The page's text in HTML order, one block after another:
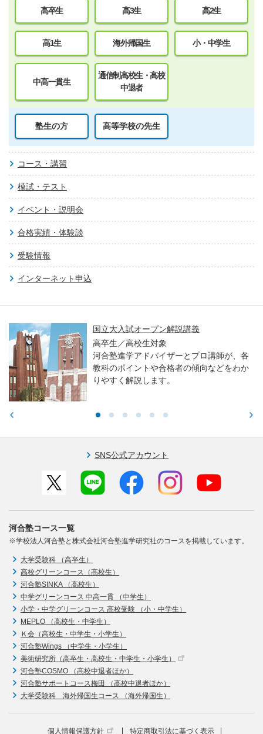
高卒生 高3生 高2生
高1生 海外帰国生 小・中学生
中高一貫生
通信制高校生・高校
中退者
塾生の方 高等学校の先生
コース・講習
模試・テスト
イベント・説明会
合格実績・体験談
受験情報
インターネット申込
国立大入試オープン解説講義
高卒生／高校生対象
河合塾進学アドバイザーとプロ講師が、各
教科のポイントや合格者の傾向などをわか
りやすく解説します。
SNS公式アカウント
河合塾コース一覧
※学校法人河合塾と株式会社河合塾進学研究社のコースを掲載しています。
大学受験科 （高卒生）
高校グリーンコース（高校生）
河合塾SINKA （高校生）
中学グリーンコース 中高一貫 （中学生）
小学・中学グリーンコース 高校受験 （小・中学生）
MEPLO （高校生・中学生）
Ｋ会（高校生・中学生・小学生）
河合塾Wings （中学生・小学生）
美術研究所（高卒生・高校生・中学生・小学生）
河合塾COSMO （高校中退者ほか）
河合塾サポートコース梅田 （高校中退者ほか）
大学受験科 海外帰国生コース （海外帰国生）
個人情報保護方針 特定商取引法に基づく表示